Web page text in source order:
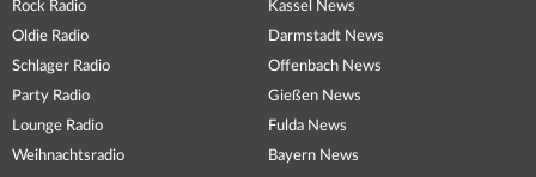
Rock Radio
Oldie Radio
Schlager Radio
Party Radio
Lounge Radio
Weihnachtsradio
Kassel News
Darmstadt News
Offenbach News
Gießen News
Fulda News
Bayern News